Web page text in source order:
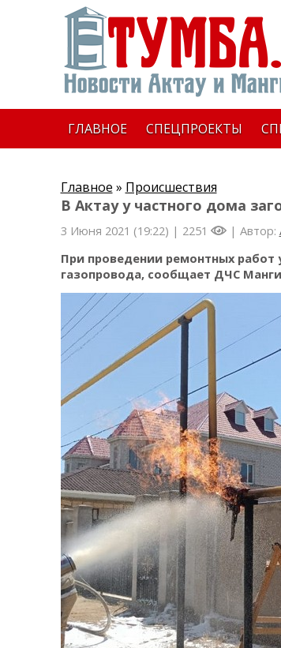
ГЛАВНОЕ СПЕЦПРОЕКТЫ
Главное » Происшествия
В Актау у частного дома
3 Июня 2021 (19:22) | 2251 | Автор:
При проведении ремонтных работ
газопровода, сообщает ДЧС